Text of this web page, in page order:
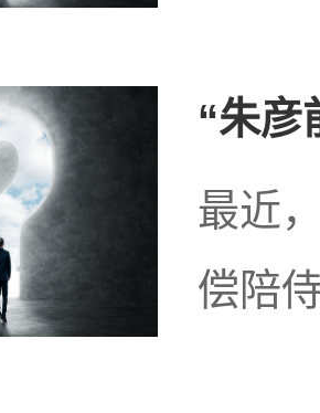
“朱彦
最近
偿陪